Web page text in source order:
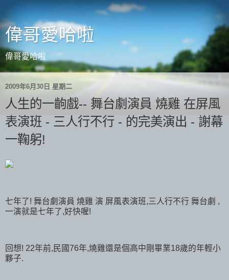
偉哥愛哈啦
偉哥愛哈啦
2009年6月30日 星期二
人生的一齣戲-- 舞台劇演員 燒雞 在屏風
表演班 - 三人行不行 - 的完美演出 - 謝幕
一鞠躬!
七年了! 舞台劇演員 燒雞 演 屏風表演班,三人行不行 舞台劇 ,
一演就是七年了,好快喔!
回想! 22年前,民國76年,燒雞還是個高中剛畢業18歲的年輕小
夥子.